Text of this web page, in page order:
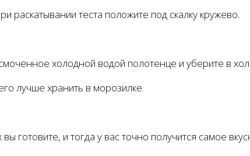
теста положите под скалку кружево.
холодной водой полотенце и уберите в
лучше хранить в морозилке.
готовите, и тогда у вас точно получится самое